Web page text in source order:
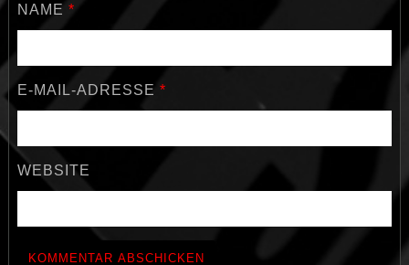
NAME *
E-MAIL-ADRESSE *
WEBSITE